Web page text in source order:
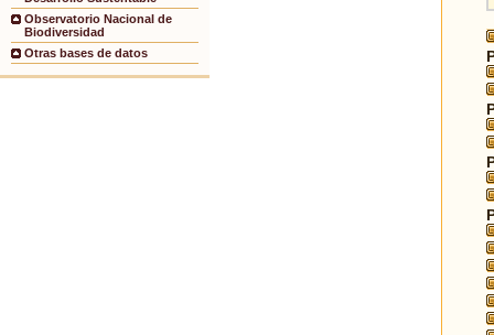
Observatorio Nacional de
Biodiversidad
Otras bases de datos